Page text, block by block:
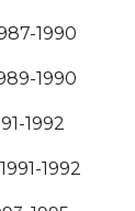
1990
1990
1992
1991-1992